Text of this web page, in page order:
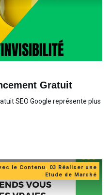
Gratuit
SEO Google représente plus
le Contenu , 03 Réaliser une
Etude de Marché